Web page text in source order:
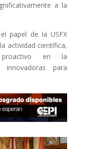
a la
papel de la USFX
actividad científica,
proactivo en la
innovadoras para